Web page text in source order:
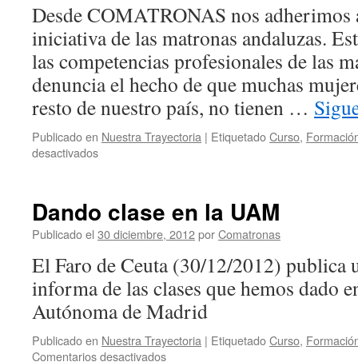
gestantes
Algeciras
Desde COMATRONAS nos adherimos
iniciativa de las matronas andaluzas.
las competencias profesionales de las
denuncia el hecho de que muchas
resto de nuestro país, no tienen …
Publicado en Nuestra Trayectoria | EtiquetadoCurso,
desactivadosen
Dando clase en la UAM
Publicado el 30 diciembre, 2012porComatronas
El Faro de Ceuta (30/12/2012) publica
informa de las clases que hemos dado
Autónoma de Madrid
Publicado en Nuestra Trayectoria | EtiquetadoCurso,
Comentarios desactivadosen